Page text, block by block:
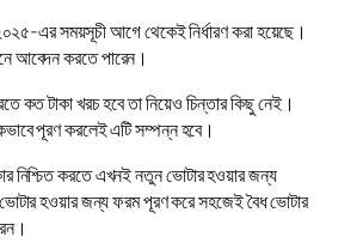
এর সময়সূচী আগে থেকেই নির্ধারণ করা হয়েছে।
আবেদন করতে পারেন।
কত টাকা খরচ হবে তা নিয়েও চিন্তার কিছু নেই।
পূরণ করলেই এটি সম্পন্ন হবে।
নিশ্চিত করতে এখনই নতুন ভোটার হওয়ার জন্য
হওয়ার জন্য ফরম পূরণ করে সহজেই বৈধ ভোটার